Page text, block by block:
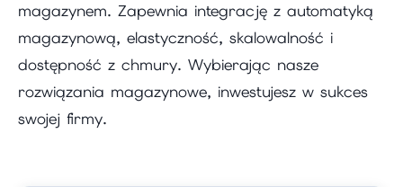
magazynem. Zapewnia integrację z automatyką
magazynową, elastyczność, skalowalność i
dostępność z chmury. Wybierając nasze
rozwiązania magazynowe, inwestujesz w sukces
swojej firmy.